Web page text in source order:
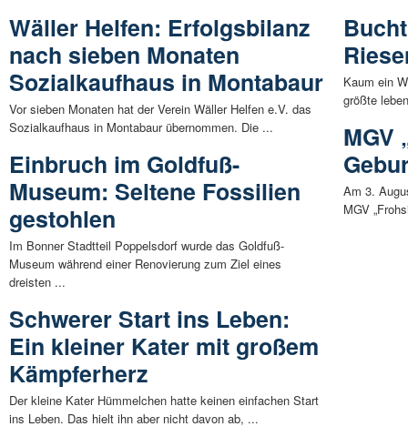
Wäller Helfen: Erfolgsbilanz
nach sieben Monaten
Sozialkaufhaus in Montabaur
Vor sieben Monaten hat der Verein Wäller Helfen e.V. das
Sozialkaufhaus in Montabaur übernommen. Die ...
Einbruch im Goldfuß-
Museum: Seltene Fossilien
gestohlen
Im Bonner Stadtteil Poppelsdorf wurde das Goldfuß-
Museum während einer Renovierung zum Ziel eines
dreisten ...
Schwerer Start ins Leben:
Ein kleiner Kater mit großem
Kämpferherz
Der kleine Kater Hümmelchen hatte keinen einfachen Start
ins Leben. Das hielt ihn aber nicht davon ab, ...
Kaum ein
größte
MGV
Am 3.
MGV